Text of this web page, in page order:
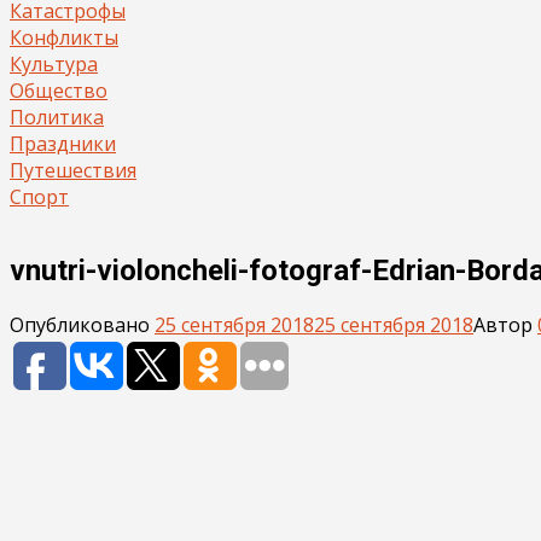
Катастрофы
Конфликты
Культура
Общество
Политика
Праздники
Путешествия
Спорт
vnutri-violoncheli-fotograf-Edrian-
Опубликовано 25 сентября 201825 сентября 2018Автор